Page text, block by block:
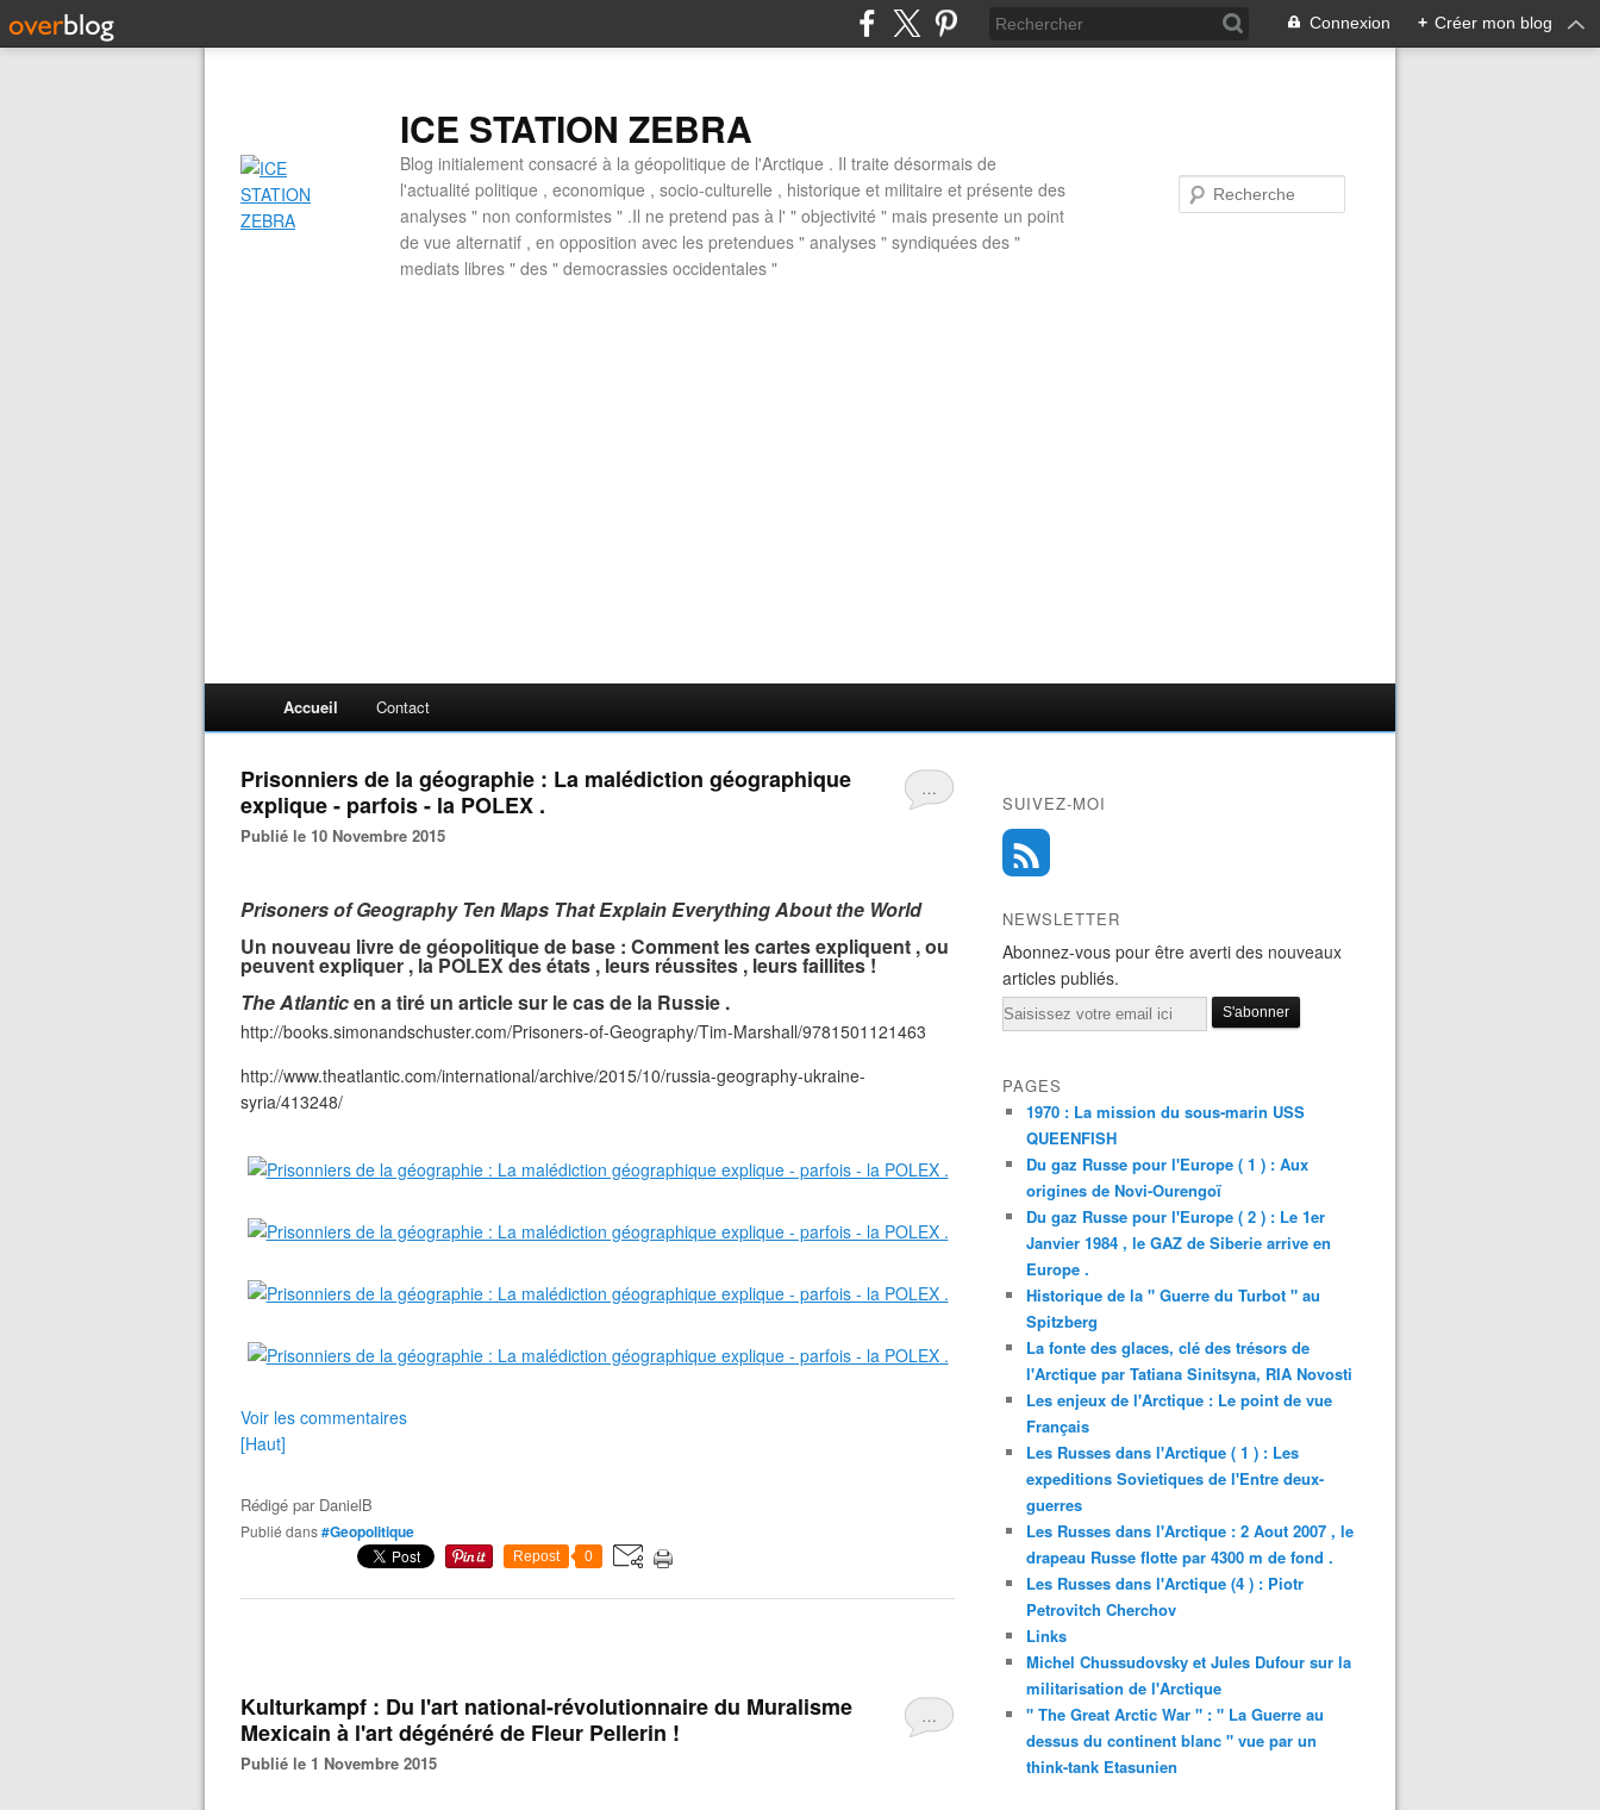
Connexion + Créer mon blog
ICE STATION ZEBRA
Blog initialement consacré à la géopolitique de l'Arctique . Il traite désormais de
l'actualité politique , economique , socio-culturelle , historique et militaire et présente des
analyses " non conformistes " .Il ne pretend pas à l' " objectivité " mais presente un point
de vue alternatif , en opposition avec les pretendues " analyses " syndiquées des "
mediats libres " des " democrassies occidentales "
Accueil Contact
…
Prisonniers de la géographie : La malédiction géographique
explique - parfois - la POLEX .
Publié le 10 Novembre 2015
Prisoners of Geography Ten Maps That Explain Everything About the World
Un nouveau livre de géopolitique de base : Comment les cartes expliquent , ou
peuvent expliquer , la POLEX des états , leurs réussites , leurs faillites !
The Atlanticen a tiré un article sur le cas de la Russie .
http://books.simonandschuster.com/Prisoners-of-Geography/Tim-Marshall/9781501121463
http://www.theatlantic.com/international/archive/2015/10/russia-geography-ukraine-
syria/413248/
Voir les commentaires
[Haut]
Rédigé par DanielB
Publié dans#Geopolitique
Repost 0
…
Kulturkampf : Du l'art national-révolutionnaire du Muralisme
Mexicain à l'art dégénéré de Fleur Pellerin !
Publié le 1 Novembre 2015
SUIVEZ-MOI
NEWSLETTER
Abonnez-vous pour être averti des nouveaux
articles publiés.
Email
PAGES
1970 : La mission du sous-marin USS
QUEENFISH
Du gaz Russe pour l'Europe ( 1 ) : Aux
origines de Novi-Ourengoï
Du gaz Russe pour l'Europe ( 2 ) : Le 1er
Janvier 1984 , le GAZ de Siberie arrive en
Europe .
Historique de la " Guerre du Turbot " au
Spitzberg
La fonte des glaces, clé des trésors de
l'Arctique par Tatiana Sinitsyna, RIA Novosti
Les enjeux de l'Arctique : Le point de vue
Français
Les Russes dans l'Arctique ( 1 ) : Les
expeditions Sovietiques de l'Entre deux-
guerres
Les Russes dans l'Arctique : 2 Aout 2007 , le
drapeau Russe flotte par 4300 m de fond .
Les Russes dans l'Arctique (4 ) : Piotr
Petrovitch Cherchov
Links
Michel Chussudovsky et Jules Dufour sur la
militarisation de l'Arctique
" The Great Arctic War " : " La Guerre au
dessus du continent blanc " vue par un
think-tank Etasunien